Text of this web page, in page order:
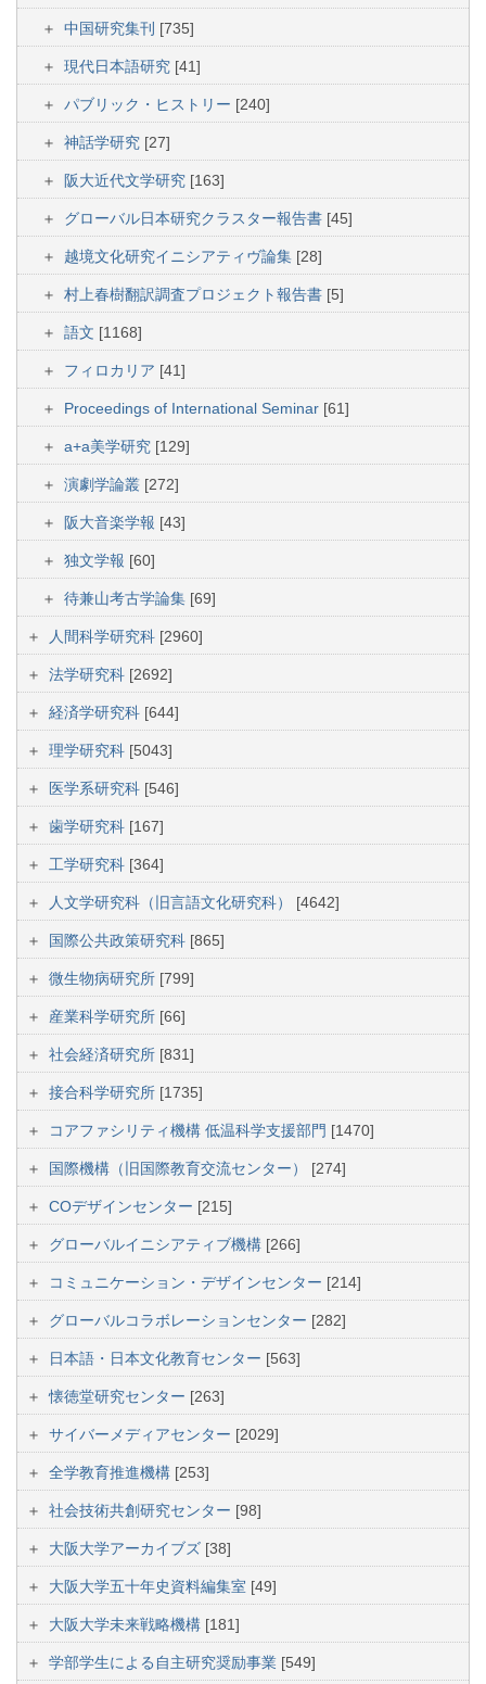
中国研究集刊 [735]
現代日本語研究 [41]
パブリック・ヒストリー [240]
神話学研究 [27]
阪大近代文学研究 [163]
グローバル日本研究クラスター報告書 [45]
越境文化研究イニシアティヴ論集 [28]
村上春樹翻訳調査プロジェクト報告書 [5]
語文 [1168]
フィロカリア [41]
Proceedings of International Seminar [61]
a+a美学研究 [129]
演劇学論叢 [272]
阪大音楽学報 [43]
独文学報 [60]
待兼山考古学論集 [69]
人間科学研究科 [2960]
法学研究科 [2692]
経済学研究科 [644]
理学研究科 [5043]
医学系研究科 [546]
歯学研究科 [167]
工学研究科 [364]
人文学研究科（旧言語文化研究科） [4642]
国際公共政策研究科 [865]
微生物病研究所 [799]
産業科学研究所 [66]
社会経済研究所 [831]
接合科学研究所 [1735]
コアファシリティ機構 低温科学支援部門 [1470]
国際機構（旧国際教育交流センター） [274]
COデザインセンター [215]
グローバルイニシアティブ機構 [266]
コミュニケーション・デザインセンター [214]
グローバルコラボレーションセンター [282]
日本語・日本文化教育センター [563]
懐徳堂研究センター [263]
サイバーメディアセンター [2029]
全学教育推進機構 [253]
社会技術共創研究センター [98]
大阪大学アーカイブズ [38]
大阪大学五十年史資料編集室 [49]
大阪大学未来戦略機構 [181]
学部学生による自主研究奨励事業 [549]